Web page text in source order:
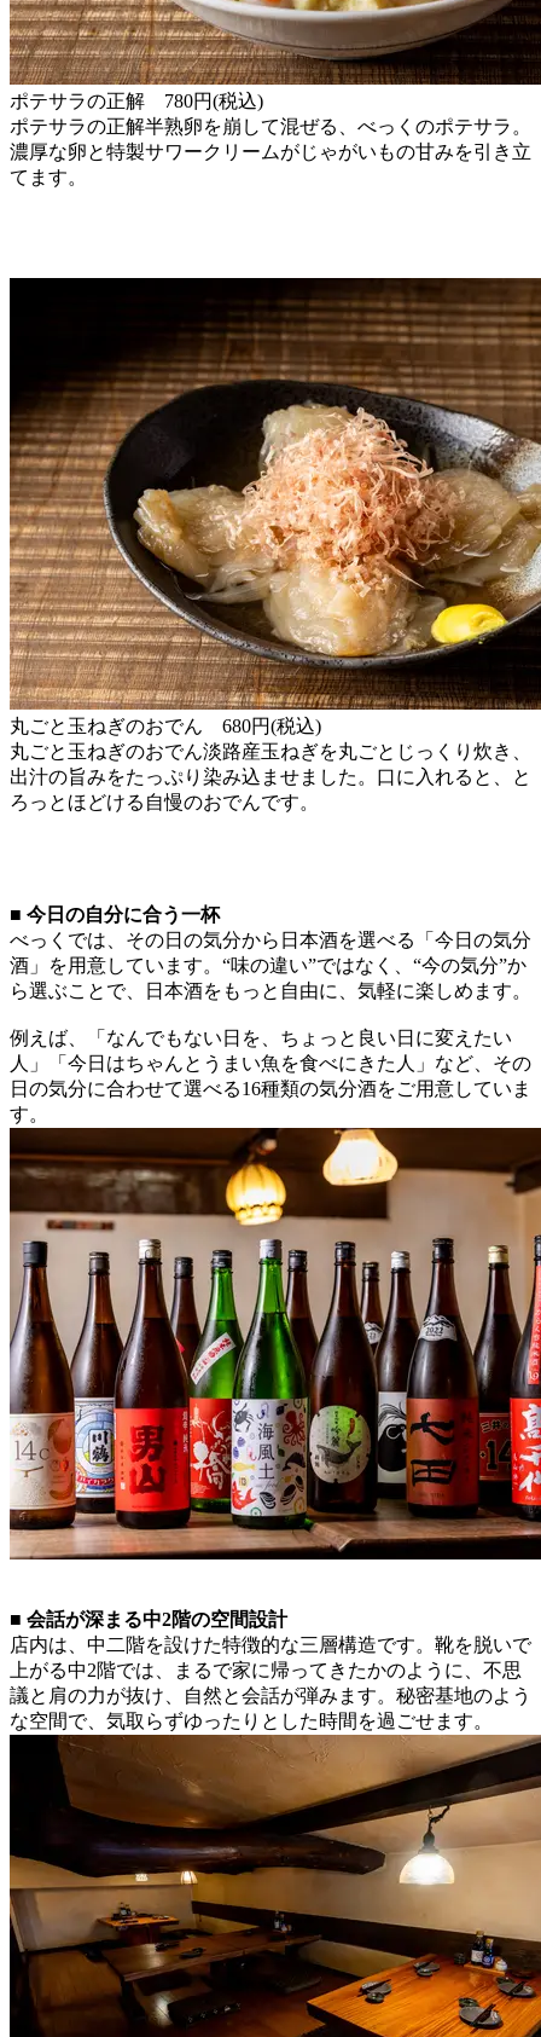
ポテサラの正解 780円(税込)
ポテサラの正解半熟卵を崩して混ぜる、べっくのポテサラ。
濃厚な卵と特製サワークリームがじゃがいもの甘みを引き立
てます。
丸ごと玉ねぎのおでん 680円(税込)
丸ごと玉ねぎのおでん淡路産玉ねぎを丸ごとじっくり炊き、
出汁の旨みをたっぷり染み込ませました。口に入れると、と
ろっとほどける自慢のおでんです。
■ 今日の自分に合う一杯
べっくでは、その日の気分から日本酒を選べる「今日の気分
酒」を用意しています。“味の違い”ではなく、“今の気分”か
ら選ぶことで、日本酒をもっと自由に、気軽に楽しめます。
例えば、「なんでもない日を、ちょっと良い日に変えたい
人」「今日はちゃんとうまい魚を食べにきた人」など、その
日の気分に合わせて選べる16種類の気分酒をご用意していま
す。
■ 会話が深まる中2階の空間設計
店内は、中二階を設けた特徴的な三層構造です。靴を脱いで
上がる中2階では、まるで家に帰ってきたかのように、不思
議と肩の力が抜け、自然と会話が弾みます。秘密基地のよう
な空間で、気取らずゆったりとした時間を過ごせます。